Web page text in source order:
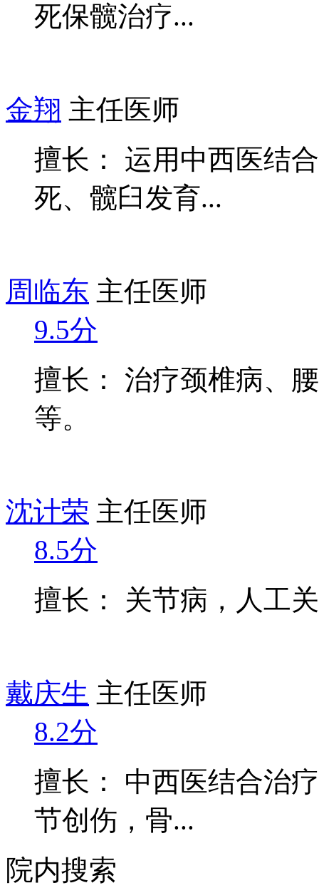
死保髋治疗...
金翔 主任医师
擅长： 运用中西医结
死、髋臼发育...
周临东 主任医师
9.5分
擅长： 治疗颈椎病、
等。
沈计荣 主任医师
8.5分
擅长： 关节病，人工
戴庆生 主任医师
8.2分
擅长： 中西医结合治
节创伤，骨...
院内搜索